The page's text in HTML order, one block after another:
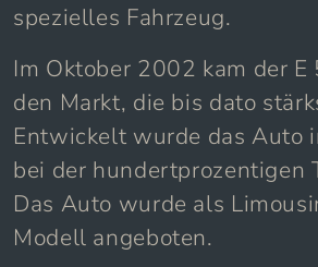
spezielles Fahrzeug.
Im Oktober 2002 kam der
den Markt, die bis dato
Entwickelt wurde das Auto
bei der hundertprozentigen
Das Auto wurde als
Modell angeboten.